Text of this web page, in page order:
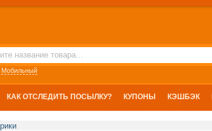
Мобильный
КАК ОТСЛЕДИТЬ ПОСЫЛКУ? КУПОНЫ КЭШБЭК